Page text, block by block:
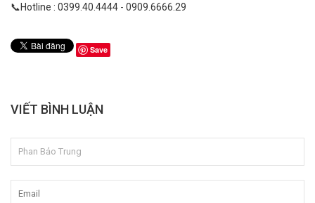
📞Hotline : 0399.40.4444 - 0909.6666.29
Save
VIẾT BÌNH LUẬN